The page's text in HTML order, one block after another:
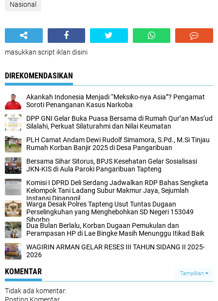
Nasional
masukkan script iklan disini
DIREKOMENDASIKAN
Akankah Indonesia Menjadi “Meksiko-nya Asia”? Pengamat
Soroti Penanganan Kasus Narkoba
DPP GNI Gelar Buka Puasa Bersama di Rumah Qur’an Mas’ud
Silalahi, Perkuat Silaturahmi dan Nilai Keumatan
PLH Camat Andam Dewi Rudolf Simamora, S.Pd., M.Si Tinjau
Rumah Korban Banjir 2025 di Desa Pangaribuan
Bersama Sihar Sitorus, BPJS Kesehatan Gelar Sosialisasi
JKN-KIS di Aula Paroki Pangaribuan Tapteng
Komisi I DPRD Deli Serdang Jadwalkan RDP Bahas Sengketa
Kelompok Tani Ladang Subur Makmur Jaya, Sejumlah
Instansi Dipanggil
Warga Desak Polres Tapteng Usut Tuntas Dugaan
Perselingkuhan yang Menghebohkan SD Negeri 153049
Sihorbo
Dua Bulan Berlalu, Korban Dugaan Pemukulan dan
Perampasan HP di Lae Bingke Masih Menunggu Itikad Baik
WAGIRIN ARMAN GELAR RESES III TAHUN SIDANG II 2025-
2026
KOMENTAR Tampilkan
Tidak ada komentar: